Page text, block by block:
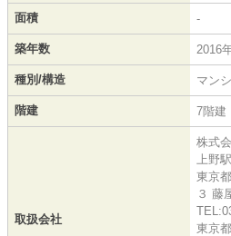
面積 -
築年数 2016
種別/構造 マン
階建 7階建
取扱会社
株式
上野
東京
３ 藤
東京